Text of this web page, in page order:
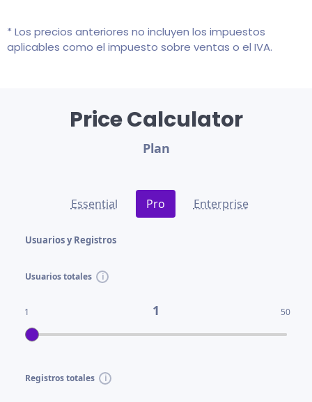
* Los precios anteriores no incluyen los impuestos
aplicables como el impuesto sobre ventas o el IVA.
Price Calculator
Plan
Essential Pro Enterprise
Usuarios y Registros
Usuarios totales
1 1 50
Registros totales